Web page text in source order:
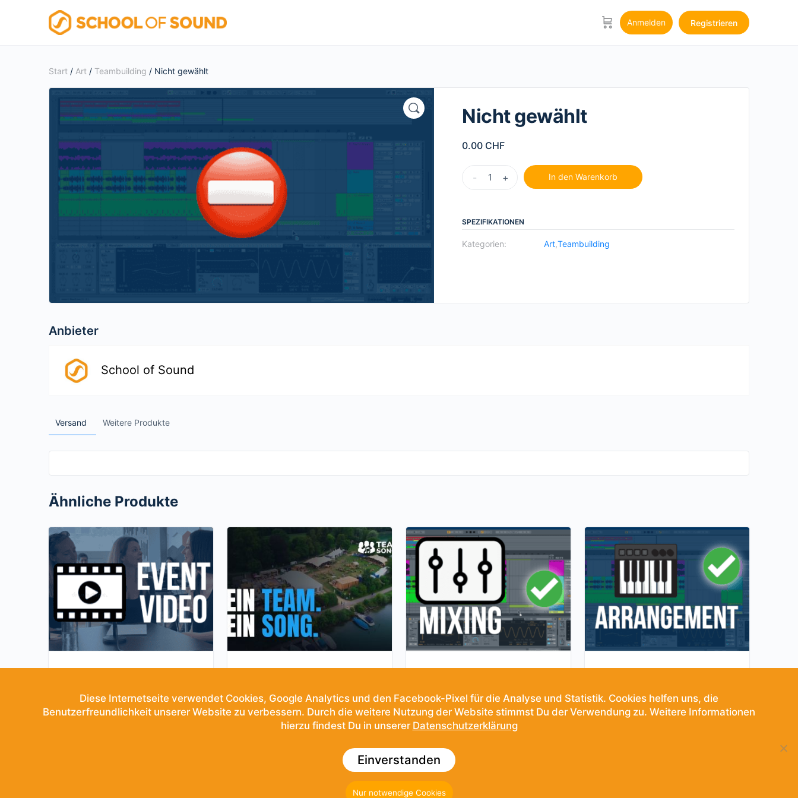
Anmelden Registrieren
Start / Art / Teambuilding / Nicht gewählt
Nicht gewählt
0.00 CHF
gewählt
- + In den Warenkorb
SPEZIFIKATIONEN
Kategorien: Art,Teambuilding
Anbieter
School of Sound
Versand Weitere Produkte
Ähnliche Produkte
400.00
IN DEN WARENKORB
345.00 CHF
AUSFÜHRUNG WÄHLEN
200.00 CHF
IN DEN WARENKORB
300.00
IN DEN WARENKORB
Diese Internetseite verwendet Cookies, Google Analytics und den Facebook-Pixel für die Analyse und Statistik. Cookies helfen uns, die
Benutzerfreundlichkeit unserer Website zu verbessern. Durch die weitere Nutzung der Website stimmst Du der Verwendung zu. Weitere Informationen
hierzu findest Du in unserer Datenschutzerklärung
Einverstanden
Nur notwendige Cookies